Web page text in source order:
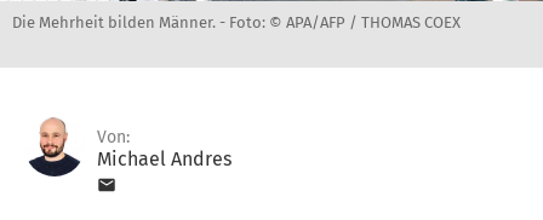
Die Mehrheit bilden Männer. - Foto: © APA/AFP / THOMAS COEX
Von:
Michael Andres